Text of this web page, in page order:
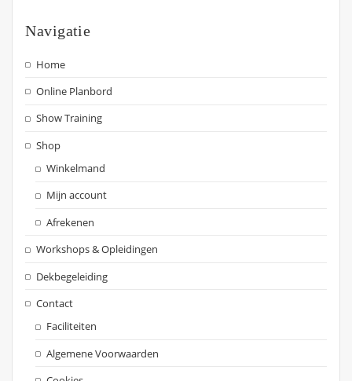
Navigatie
Home
Online Planbord
Show Training
Shop
Winkelmand
Mijn account
Afrekenen
Workshops & Opleidingen
Dekbegeleiding
Contact
Faciliteiten
Algemene Voorwaarden